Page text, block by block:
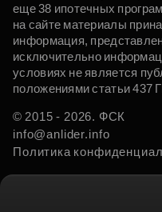
еще 38 ипотечных
на сайте материалы
информация,
исключительно
условиях не является
положениями статьи 437
© 2015 - 2026. ФСК
info@anlider.info
Политика